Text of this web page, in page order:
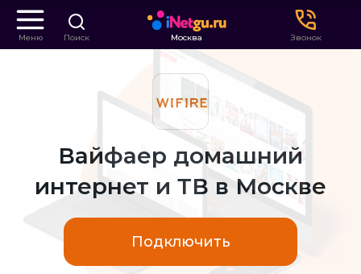
Меню Поиск Москва Звонок
Вайфаер домашний
интернет и ТВ в Москве
Подключить